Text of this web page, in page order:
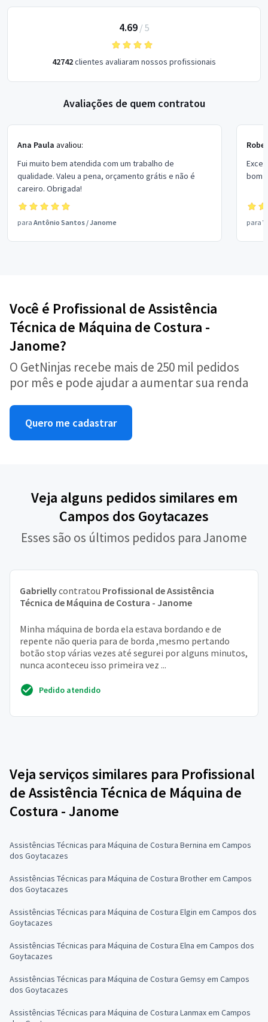
4.69/ 5
42742clientes avaliaram nossos profissionais
Avaliações de quem contratou
Ana Paula avaliou:
Fui muito bem atendida com um trabalho de
qualidade. Valeu a pena, orçamento grátis e não é
careiro. Obrigada!
para Antônio Santos /Janome
bom
para
Você é Profissional de Assistência
Técnica de Máquina de Costura -
Janome?
O GetNinjas recebe mais de 250 mil pedidos
por mês e pode ajudar a aumentar sua renda
Quero me cadastrar
Veja alguns pedidos similares em
Campos dos Goytacazes
Esses são os últimos pedidos para Janome
Gabriellycontratou Profissional de Assistência
Técnica de Máquina de Costura - Janome
Minha máquina de borda ela estava bordando e de
repente não queria para de borda ,mesmo pertando
botão stop várias vezes até segurei por alguns minutos,
nunca aconteceu isso primeira vez ...
Pedido atendido
Veja serviços similares para Profissional
de Assistência Técnica de Máquina de
Costura - Janome
Assistências Técnicas para Máquina de Costura Bernina em Campos
dos Goytacazes
Assistências Técnicas para Máquina de Costura Brother em Campos
dos Goytacazes
Assistências Técnicas para Máquina de Costura Elgin em Campos dos
Goytacazes
Assistências Técnicas para Máquina de Costura Elna em Campos dos
Goytacazes
Assistências Técnicas para Máquina de Costura Gemsy em Campos
dos Goytacazes
Assistências Técnicas para Máquina de Costura Lanmax em Campos